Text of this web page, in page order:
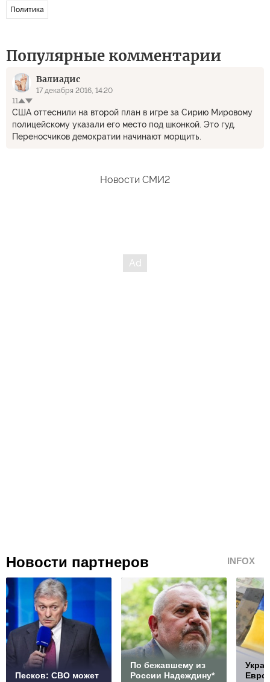
Политика
Популярные комментарии
Валиадис
17 декабря 2016, 14:20
11
США оттеснили на второй план в игре за Сирию Мировому
полицейскому указали его место под шконкой. Это гуд.
Переносчиков демократии начинают морщить.
Новости СМИ2
Новости партнеров INFOX
Песков: СВО может
По бежавшему из
России Надеждину*